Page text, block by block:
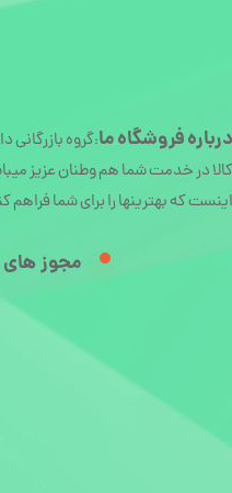
دربارهفروشگاه ما:گروه بازرگانی
کالا در خدمت شما هم وطنان عزیز
اینست که بهترینها را برای شما فراهم
مجوز های